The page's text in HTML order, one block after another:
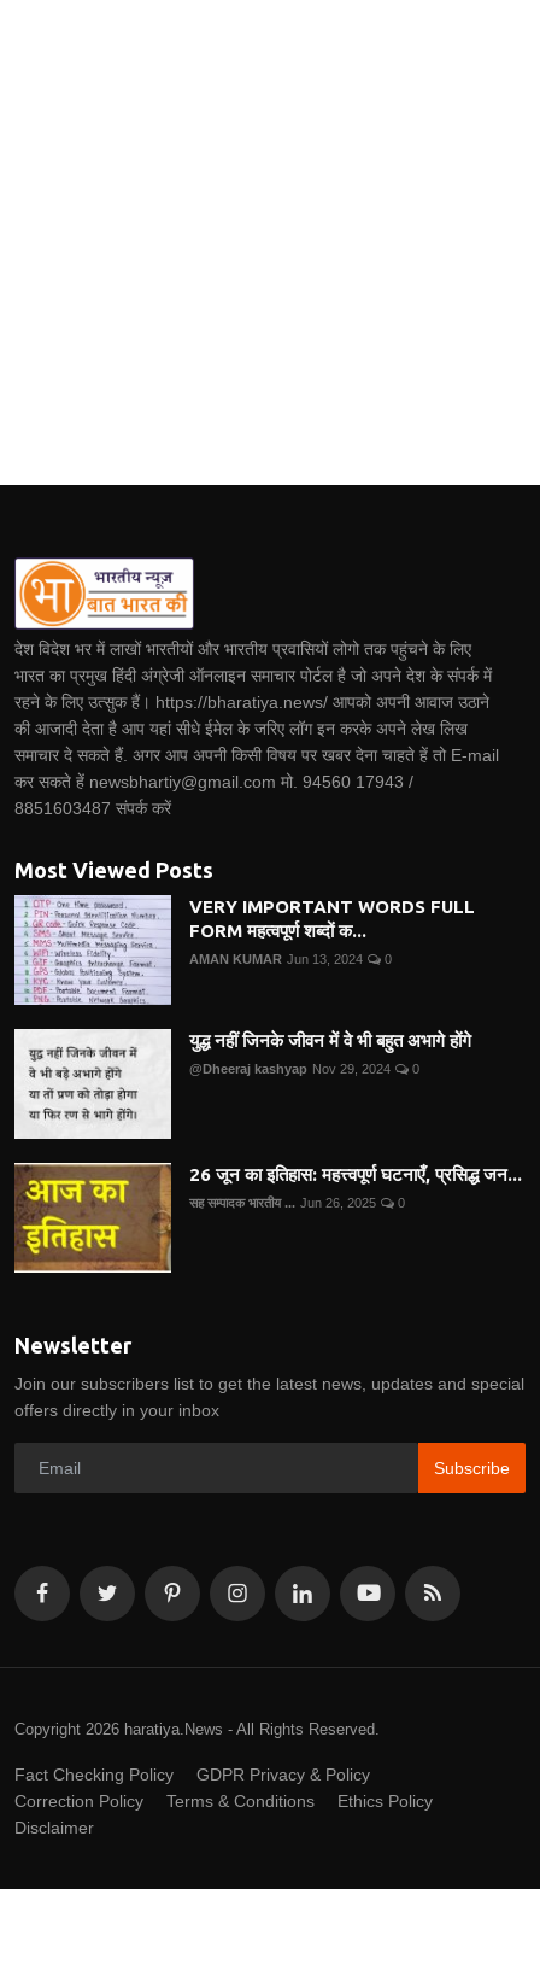
देश विदेश भर में लाखों भारतीयों और भारतीय प्रवासियों लोगो तक पहुंचने के लिए
भारत का प्रमुख हिंदी अंग्रेजी ऑनलाइन समाचार पोर्टल है जो अपने देश के संपर्क में
रहने के लिए उत्सुक हैं। https://bharatiya.news/ आपको अपनी आवाज उठाने
की आजादी देता है आप यहां सीधे ईमेल के जरिए लॉग इन करके अपने लेख लिख
समाचार दे सकते हैं. अगर आप अपनी किसी विषय पर खबर देना चाहते हें तो E-mail
कर सकते हें newsbhartiy@gmail.com मो. 94560 17943 /
8851603487 संपर्क करें
Most Viewed Posts
VERY IMPORTANT WORDS FULL
FORM महत्वपूर्ण शब्दों क...
AMAN KUMAR Jun 13, 2024 0
युद्ध नहीं जिनके जीवन में वे भी बहुत अभागे होंगे
@Dheeraj kashyap Nov 29, 2024 0
26 जून का इतिहास: महत्त्वपूर्ण घटनाएँ, प्रसिद्ध जन...
सह सम्पादक भारतीय ... Jun 26, 2025 0
Newsletter
Join our subscribers list to get the latest news, updates and special
offers directly in your inbox
Subscribe
Copyright 2026 haratiya.News - All Rights Reserved.
Fact Checking Policy
GDPR Privacy & Policy
Correction Policy
Terms & Conditions
Ethics Policy
Disclaimer